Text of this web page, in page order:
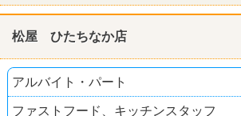
松屋 ひたちなか店
アルバイト・パート
ファストフード、キッチンスタッフ